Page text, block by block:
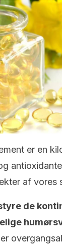
er en
af vores
de